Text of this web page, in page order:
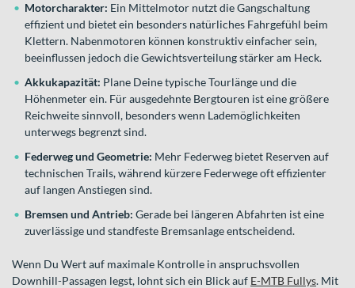
Motorcharakter: Ein Mittelmotor nutzt die Gangschaltung
effizient und bietet ein besonders natürliches Fahrgefühl beim
Klettern. Nabenmotoren können konstruktiv einfacher sein,
beeinflussen jedoch die Gewichtsverteilung stärker am Heck.
Akkukapazität: Plane Deine typische Tourlänge und die
Höhenmeter ein. Für ausgedehnte Bergtouren ist eine größere
Reichweite sinnvoll, besonders wenn Lademöglichkeiten
unterwegs begrenzt sind.
Federweg und Geometrie: Mehr Federweg bietet Reserven auf
technischen Trails, während kürzere Federwege oft effizienter
auf langen Anstiegen sind.
Bremsen und Antrieb: Gerade bei längeren Abfahrten ist eine
zuverlässige und standfeste Bremsanlage entscheidend.
Wenn Du Wert auf maximale Kontrolle in anspruchsvollen
Downhill-Passagen legst, lohnt sich ein Blick auf E-MTB Fullys. Mit